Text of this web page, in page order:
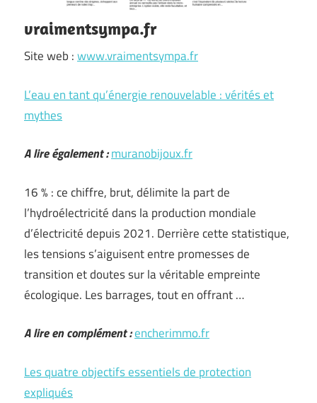
vraimentsympa.fr
Site web :www.vraimentsympa.fr
L’eau en tant qu’énergie renouvelable : vérités et
mythes
A lire également :muranobijoux.fr
16 % : ce chiffre, brut, délimite la part de
l’hydroélectricité dans la production mondiale
d’électricité depuis 2021. Derrière cette statistique,
les tensions s’aiguisent entre promesses de
transition et doutes sur la véritable empreinte
écologique. Les barrages, tout en offrant …
A lire en complément :encherimmo.fr
Les quatre objectifs essentiels de protection
expliqués